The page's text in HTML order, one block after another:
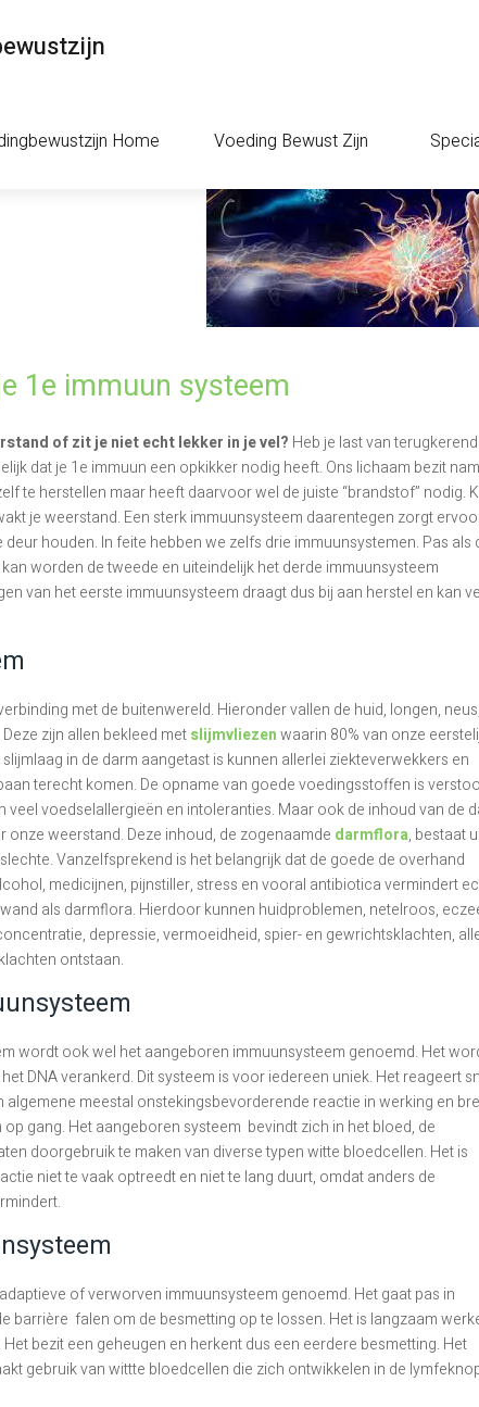
Home Voeding Bewust Zijn
1e immuun systeem
of zit je niet echt lekker in je vel? Heb je last van
dat je 1e immuun een opkikker nodig heeft. Ons lichaam bezit
te herstellen maar heeft daarvoor wel de juiste “brandstof” nodig.
je weerstand. Een sterk immuunsysteem daarentegen zorgt
houden. In feite hebben we zelfs drie immuunsystemen. Pas als
worden de tweede en uiteindelijk het derde immuunsysteem
van het eerste immuunsysteem draagt dus bij aan herstel en kan
met de buitenwereld. Hieronder vallen de huid, longen, neus,
zijn allen bekleed metslijmvliezenwaarin 80% van onze
in de darm aangetast is kunnen allerlei ziekteverwekkers en
terecht komen. De opname van goede voedingsstoffen is
veel voedselallergieën en intoleranties. Maar ook de inhoud van de
weerstand. Deze inhoud, de zogenaamde darmflora, bestaat
Vanzelfsprekend is het belangrijk dat de goede de overhand
medicijnen, pijnstiller, stress en vooral antibiotica vermindert
als darmflora. Hierdoor kunnen huidproblemen, netelroos,
depressie, vermoeidheid, spier- en gewrichtsklachten,
ontstaan.
wordt ook wel het aangeboren immuunsysteem genoemd. Het
DNA verankerd. Dit systeem is voor iedereen uniek. Het reageert
algemene meestal onstekingsbevorderende reactie in werking en
gang. Het aangeboren systeem bevindt zich in het bloed, de
doorgebruik te maken van diverse typen witte bloedcellen. Het is
niet te vaak optreedt en niet te lang duurt, omdat anders de
of verworven immuunsysteem genoemd. Het gaat pas in
barrière falen om de besmetting op te lossen. Het is langzaam
bezit een geheugen en herkent dus een eerdere besmetting. Het
gebruik van wittte bloedcellen die zich ontwikkelen in de